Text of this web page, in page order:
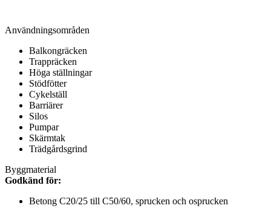
Användningsområden
Balkongräcken
Trappräcken
Höga ställningar
Stödfötter
Cykelställ
Barriärer
Silos
Pumpar
Skärmtak
Trädgårdsgrind
Byggmaterial
Godkänd för:
Betong C20/25 till C50/60, sprucken och osprucken